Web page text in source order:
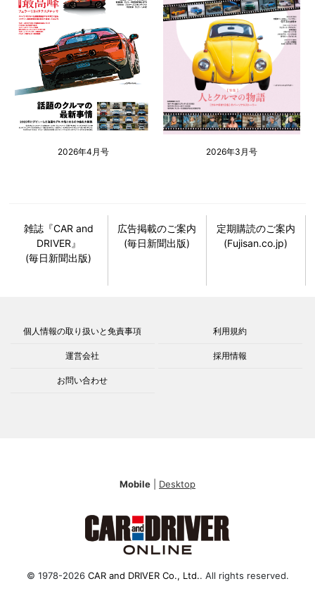
2026年4月号 2026年3月号
雑誌『CAR and
DRIVER』
(毎日新聞出版)
広告掲載のご案内
(毎日新聞出版)
定期購読のご案内
(Fujisan.co.jp)
個人情報の取り扱いと免責事項 利用規約
運営会社 採用情報
お問い合わせ
Mobile Desktop
© 1978-2026 CAR and DRIVER Co., Ltd.. All rights reserved.